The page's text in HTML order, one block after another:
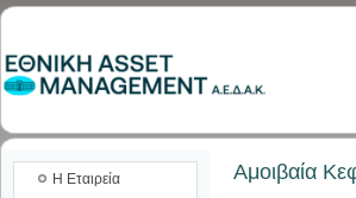
Η Εταιρεία
Αμοιβαία